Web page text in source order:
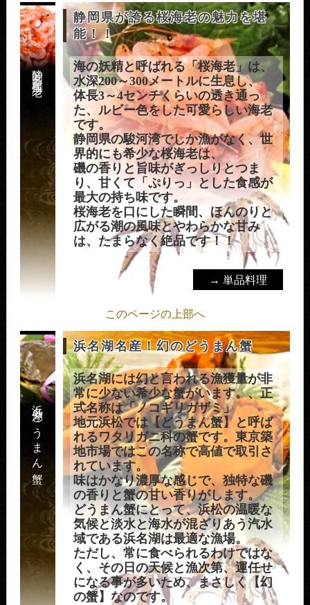
静岡名産桜海老
静岡県が誇る桜海老の魅力を堪
能！！
海の妖精と呼ばれる「桜海老」は、
水深200～300メートルに生息し、
体長3～4センチくらいの透き通っ
た、ルビー色をした可愛らしい海老
です。
静岡県の駿河湾でしか漁がなく、世
界的にも希少な桜海老は、
磯の香りと旨味がぎっしりとつま
り、甘くて「ぷりっ」とした食感が
最大の持ち味です。
桜海老を口にした瞬間、ほんのりと
広がる潮の風味とやわらかな甘み
は、たまらなく絶品です！！
→ 単品料理
このページの上部へ
浜名湖どうまん蟹
浜名湖名産！幻のどうまん蟹
浜名湖には幻と言われる漁獲量が非
常に少ない希少な蟹がいます。、正
式名称は「ノコギリガザミ」
地元浜松では【どうまん蟹】と呼ば
れるワタリガニ科の蟹です。東京築
地市場ではこの名称で高値で取引さ
れています。
味はかなり濃厚な感じで、独特な磯
の香りと蟹の甘い香りがします。
どうまん蟹にとって、浜松の温暖な
気候と淡水と海水が混ざりあう汽水
域である浜名湖は最適な漁場。
ただし、常に食べられるわけではな
く、その日の天候と漁次第、運任せ
になる事が多いため、まさしく【幻
の蟹】なのです。